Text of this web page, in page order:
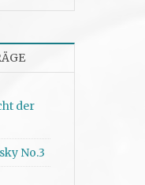
der
No.3